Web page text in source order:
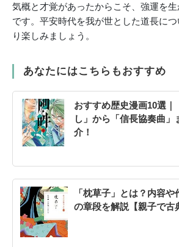
気概と才覚があったからこそ、強運を
です。平安時代を我が世とした道長に
り楽しみましょう。
あなたにはこちらもおすすめ
おすすめ歴史漫画10選｜
し」から「信長協奏曲」
介！
「枕草子」とは？内容
の章段を解説【親子で古